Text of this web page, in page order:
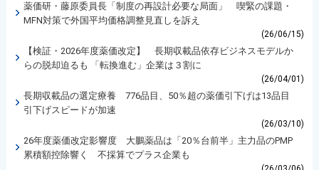
薬価研・藤原委員長「制度の再設計必要な局面」 喫緊の課題・
MFN対策で外国平均価格調整見直しを訴え
(26/06/15)
【検証・2026年度薬価改定】 長期収載品依存ビジネスモデルか
らの脱却迫るも 「転換進む」企業は３割に
(26/04/01)
長期収載品の選定療養 776品目、50％超の薬価引下げは13品目
引下げスピードが加速
(26/03/10)
26年度薬価改定影響度 大鵬薬品は「20％台前半」主力品のPMP
累積額控除響く 不採算でプラス企業も